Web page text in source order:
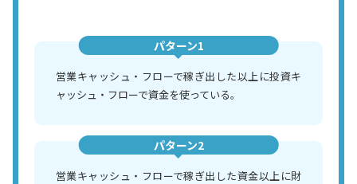
パターン1
営業キャッシュ・フローで稼ぎ出した以上に投資キ
ャッシュ・フローで資金を使っている。
パターン2
営業キャッシュ・フローで稼ぎ出した資金以上に財